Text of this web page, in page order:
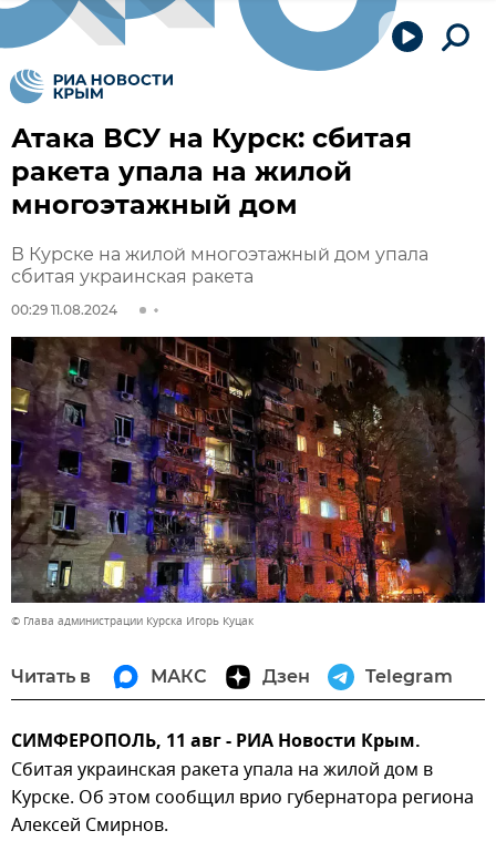
Атака ВСУ на Курск: сбитая
ракета упала на жилой
многоэтажный дом
В Курске на жилой многоэтажный дом упала
сбитая украинская ракета
00:29 11.08.2024
© Глава администрации Курска Игорь Куцак
Читать в МАКС Дзен Telegram
СИМФЕРОПОЛЬ, 11 авг - РИА Новости Крым.
Сбитая украинская ракета упала на жилой дом в
Курске. Об этом сообщил врио губернатора региона
Алексей Смирнов.